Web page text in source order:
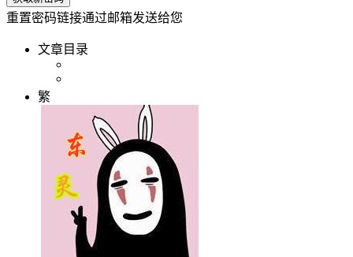
重置密码链接通过邮箱发送给您
文章目录
繁